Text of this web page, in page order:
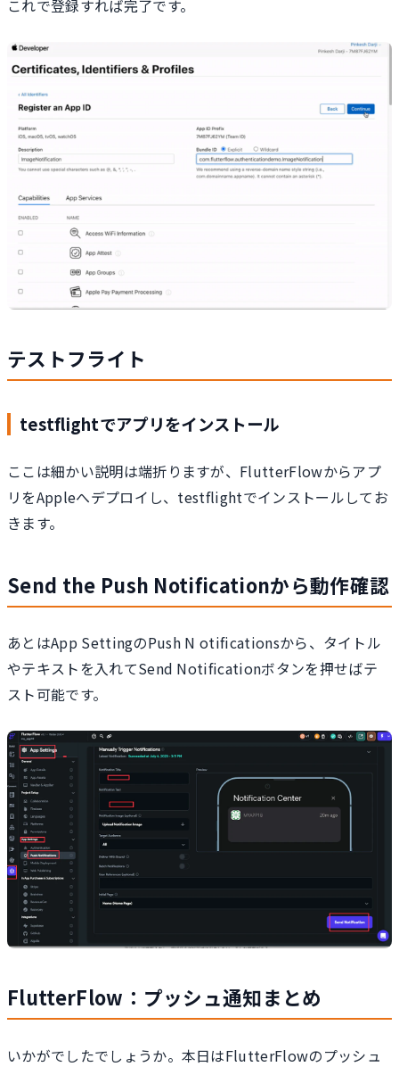
これで登録すれば完了です。
テストフライト
testflightでアプリをインストール
ここは細かい説明は端折りますが、FlutterFlowからアプ
リをAppleへデプロイし、testflightでインストールしてお
きます。
Send the Push Notificationから動作確認
あとはApp SettingのPush N otificationsから、タイトル
やテキストを入れてSend Notificationボタンを押せばテ
スト可能です。
FlutterFlow：プッシュ通知まとめ
いかがでしたでしょうか。本日はFlutterFlowのプッシュ